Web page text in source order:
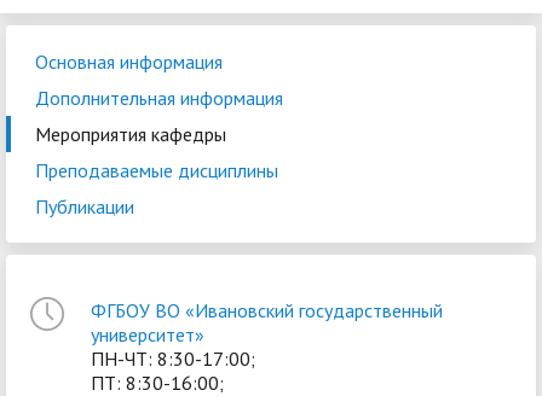
Основная информация
Дополнительная информация
Мероприятия кафедры
Преподаваемые дисциплины
Публикации
ФГБОУ ВО «Ивановский государственный
университет»
ПН-ЧТ: 8:30-17:00;
ПТ: 8:30-16:00;